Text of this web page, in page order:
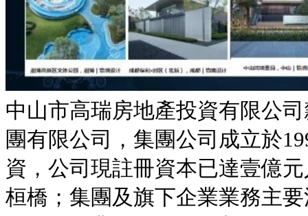
中山市高瑞房地產投資有限公
團有限公司，集團公司成立於
資，公司現註冊資本已達壹億
桓橋；集團及旗下企業業務主